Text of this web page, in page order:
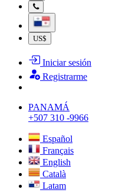
US$
Iniciar sesión
Registrarme
PANAMÁ
+507 310 -9966
Español
Français
English
Català
Latam